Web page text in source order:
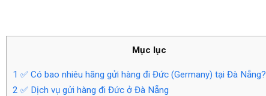
Mục lục
1 ✅ Có bao nhiêu hãng gửi hàng đi Đức (Germany) tại Đà Nẵng?
2 ✅ Dịch vụ gửi hàng đi Đức ở Đà Nẵng